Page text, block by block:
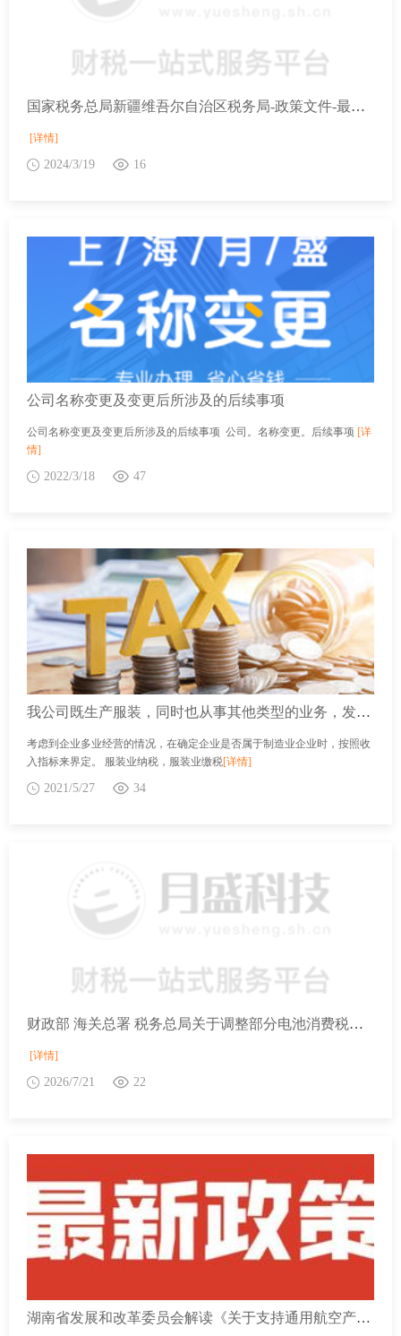
国家税务总局新疆维吾尔自治区税务局-政策文件-最新文件-最高人民法院 最高人民检察院关于办理危害税收征管刑事案件适用法律若干问题的解释
[详情]
2024/3/19 16
公司名称变更及变更后所涉及的后续事项
公司名称变更及变更后所涉及的后续事项 公司。名称变更。后续事项 [详
情]
2022/3/18 47
我公司既生产服装，同时也从事其他类型的业务，发生的研发费用可按100%的比例在税前加计扣除吗？
考虑到企业多业经营的情况，在确定企业是否属于制造业企业时，按照收
入指标来界定。 服装业纳税，服装业缴税[详情]
2021/5/27 34
财政部 海关总署 税务总局关于调整部分电池消费税政策的公告
[详情]
2026/7/21 22
湖南省发展和改革委员会解读《关于支持通用航空产业发展的若干政策》